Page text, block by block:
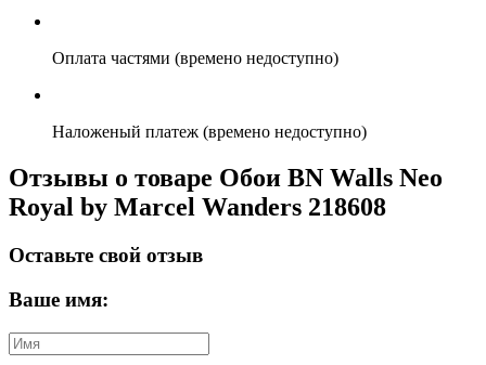
Оплата частями (времено недоступно)
Наложеный платеж (времено недоступно)
Отзывы о товаре Обои BN Walls Neo
Royal by Marcel Wanders 218608
Оставьте свой отзыв
Ваше имя: